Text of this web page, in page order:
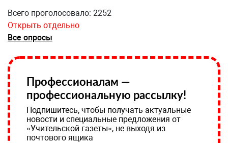
Всего проголосовало: 2252
Открыть отдельно
Все опросы
Профессионалам —
профессиональную рассылку!
Подпишитесь, чтобы получать актуальные
новости и специальные предложения от
«Учительской газеты», не выходя из
почтового ящика